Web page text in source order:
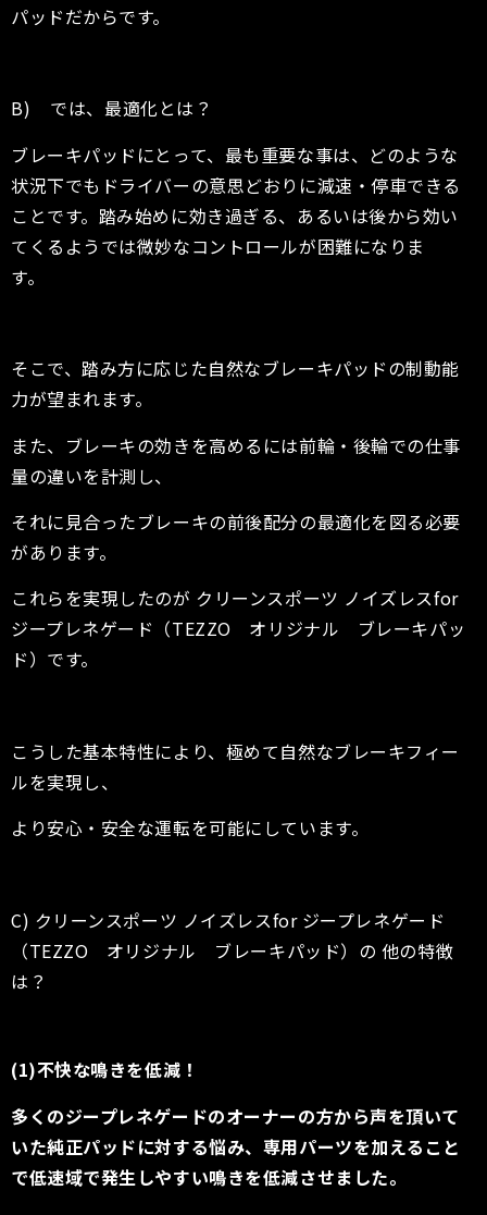
パッドだからです。
B) では、最適化とは？
ブレーキパッドにとって、最も重要な事は、どのような
状況下でもドライバーの意思どおりに減速・停車できる
ことです。踏み始めに効き過ぎる、あるいは後から効い
てくるようでは微妙なコントロールが困難になりま
す。
そこで、踏み方に応じた自然なブレーキパッドの制動能
力が望まれます。
また、ブレーキの効きを高めるには前輪・後輪での仕事
量の違いを計測し、
それに見合ったブレーキの前後配分の最適化を図る必要
があります。
これらを実現したのが クリーンスポーツ ノイズレスfor
ジープレネゲード （TEZZO オリジナル ブレーキパッ
ド）です。
こうした基本特性により、極めて自然なブレーキフィー
ルを実現し、
より安心・安全な運転を可能にしています。
C) クリーンスポーツ ノイズレスfor ジープレネゲード
（TEZZO オリジナル ブレーキパッド）の 他の特徴
は？
(1)不快な鳴きを低減！
多くのジープレネゲードのオーナーの方から声を頂いて
いた純正パッドに対する悩み、専用パーツを加えること
で低速域で発生しやすい鳴きを低減させました。